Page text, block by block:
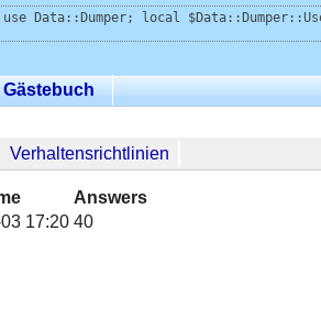
use Data::Dumper; local
Gästebuch
Verhaltensrichtlinien
Answers
17:20 40